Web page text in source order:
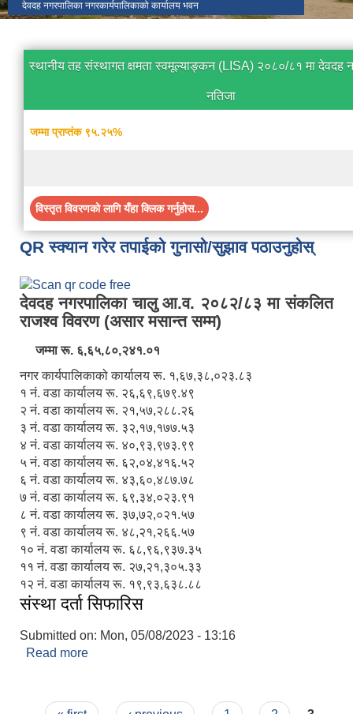
देवदह नगरपालिका नगरकार्यपालिकाको कार्यालय भवन
स्थानीय तह संस्थागत क्षमता स्वमूल्याङ्कन (LISA) २०८०/८१ मा देवदह
नतिजा
जम्मा प्राप्तंक ९५.२५%
विस्तृत विवरणको लागि यँहा क्लिक गर्नुहोस...
QR स्क्यान गरेर तपाईको गुनासो/सुझाव पठाउनुहोस्
देवदह नगरपालिका चालु आ.व. २०८२/८३ मा संकलित
राजश्व विवरण (असार मसान्त सम्म)
जम्मा रू. ६,६५,८०,२४१.०१
नगर कार्यपालिकाको कार्यालय रू. १,६७,३८,०२३.८३
१ नं. वडा कार्यालय रू. २६,६९,६७९.४९
२ नं. वडा कार्यालय रू. २१,५७,२८८.२६
३ नं. वडा कार्यालय रू. ३२,१७,१७७.५३
४ नं. वडा कार्यालय रू. ४०,९३,९७३.९९
५ नं. वडा कार्यालय रू. ६२,०४,४१६.५२
६ नं. वडा कार्यालय रू. ४३,६०,४८७.७८
७ नं. वडा कार्यालय रू. ६९,३४,०२३.९१
८ नं. वडा कार्यालय रू. ३७,७२,०२१.५७
९ नं. वडा कार्यालय रू. ४८,२१,२६६.५७
१० नं. वडा कार्यालय रू. ६८,९६,९३७.३५
११ नं. वडा कार्यालय रू. २७,२१,३०५.३३
१२ नं. वडा कार्यालय रू. १९,९३,६३८.८८
संस्था दर्ता सिफारिस
Submitted on: Mon, 05/08/2023 - 13:16
Read more